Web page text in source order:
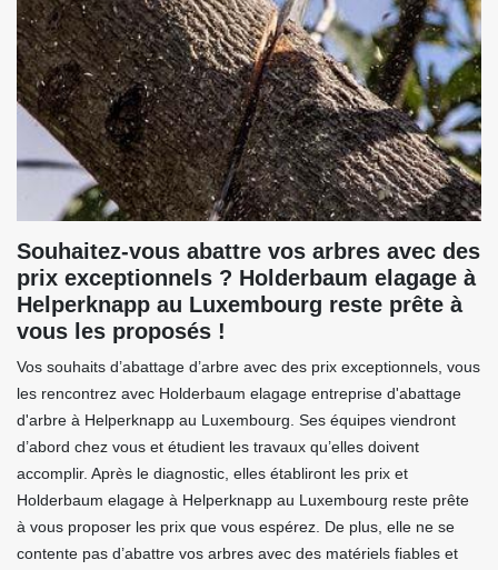
Souhaitez-vous abattre vos arbres avec des
prix exceptionnels ? Holderbaum elagage à
Helperknapp au Luxembourg reste prête à
vous les proposés !
Vos souhaits d’abattage d’arbre avec des prix exceptionnels, vous
les rencontrez avec Holderbaum elagage entreprise d'abattage
d'arbre à Helperknapp au Luxembourg. Ses équipes viendront
d’abord chez vous et étudient les travaux qu’elles doivent
accomplir. Après le diagnostic, elles établiront les prix et
Holderbaum elagage à Helperknapp au Luxembourg reste prête
à vous proposer les prix que vous espérez. De plus, elle ne se
contente pas d’abattre vos arbres avec des matériels fiables et